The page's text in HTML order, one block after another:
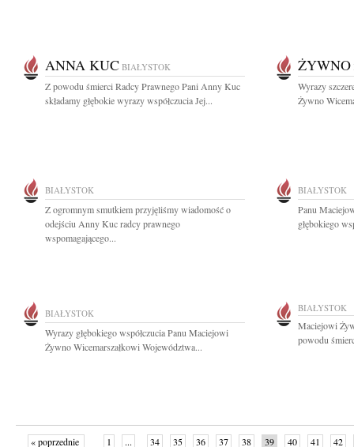
ANNA KUC BIAŁYSTOK
Z powodu śmierci Radcy Prawnego Pani Anny Kuc
składamy głębokie wyrazy współczucia Jej...
ŻYWNO
Wyrazy
Żywno
BIAŁYSTOK
Z ogromnym smutkiem przyjęliśmy wiadomość o
odejściu Anny Kuc radcy prawnego
wspomagającego...
BIAŁYSTOK
Panu
głębokiego
BIAŁYSTOK
Wyrazy głębokiego współczucia Panu Maciejowi
Żywno Wicemarszałkowi Województwa...
BIAŁYSTOK
Maciejowi
powodu
« poprzednie 1 ... 34 35 36 37 38 39 40 41 42